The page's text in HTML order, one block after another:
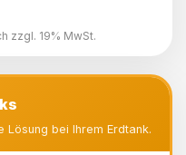
zzgl. 19% MwSt.
bei Ihrem Erdtank.